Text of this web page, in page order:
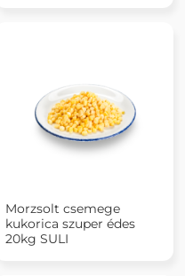
Morzsolt csemege
kukorica szuper édes
20kg SULI